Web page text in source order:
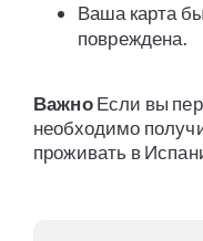
Ваша карта
повреждена.
ВажноЕсли вы
необходимо
проживать в